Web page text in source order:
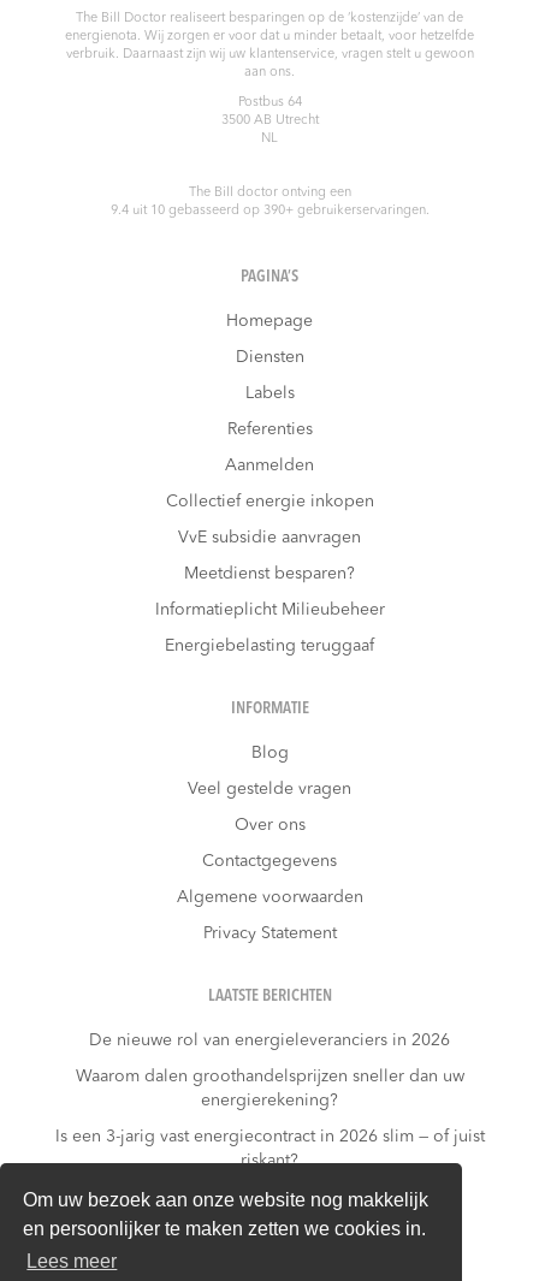
Om uw bezoek aan onze website nog makkelijk
en persoonlijker te maken zetten we cookies in.
Lees meer
The Bill Doctor realiseert besparingen op de ‘kostenzijde’ van de
energienota. Wij zorgen er voor dat u minder betaalt, voor hetzelfde
verbruik. Daarnaast zijn wij uw klantenservice, vragen stelt u gewoon
aan ons.
Postbus 64
3500 AB Utrecht
NL
The Bill doctorontving een
9.4uit 10gebasseerd op 390+ gebruikerservaringen.
PAGINA’S
Homepage
Diensten
Labels
Referenties
Aanmelden
Collectief energie inkopen
VvE subsidie aanvragen
Meetdienst besparen?
Informatieplicht Milieubeheer
Energiebelasting teruggaaf
INFORMATIE
Blog
Veel gestelde vragen
Over ons
Contactgegevens
Algemene voorwaarden
Privacy Statement
LAATSTE BERICHTEN
De nieuwe rol van energieleveranciers in 2026
Waarom dalen groothandelsprijzen sneller dan uw
energierekening?
Is een 3-jarig vast energiecontract in 2026 slim — of juist
riskant?
Wat kost niets doen?
Warmtepomp + dynamisch contract: gouden